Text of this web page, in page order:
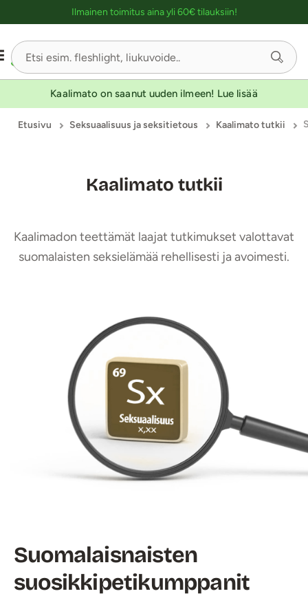
Ilmainen toimitus aina yli 60€ tilauksiin!
Kaalimato on saanut uuden ilmeen! Lue lisää
Etusivu Seksuaalisuus ja seksitietous Kaalimato tutkii
Kaalimato tutkii
Kaalimadon teettämät laajat tutkimukset valottavat
suomalaisten seksielämää rehellisesti ja avoimesti.
Suomalaisnaisten
suosikkipetikumppanit